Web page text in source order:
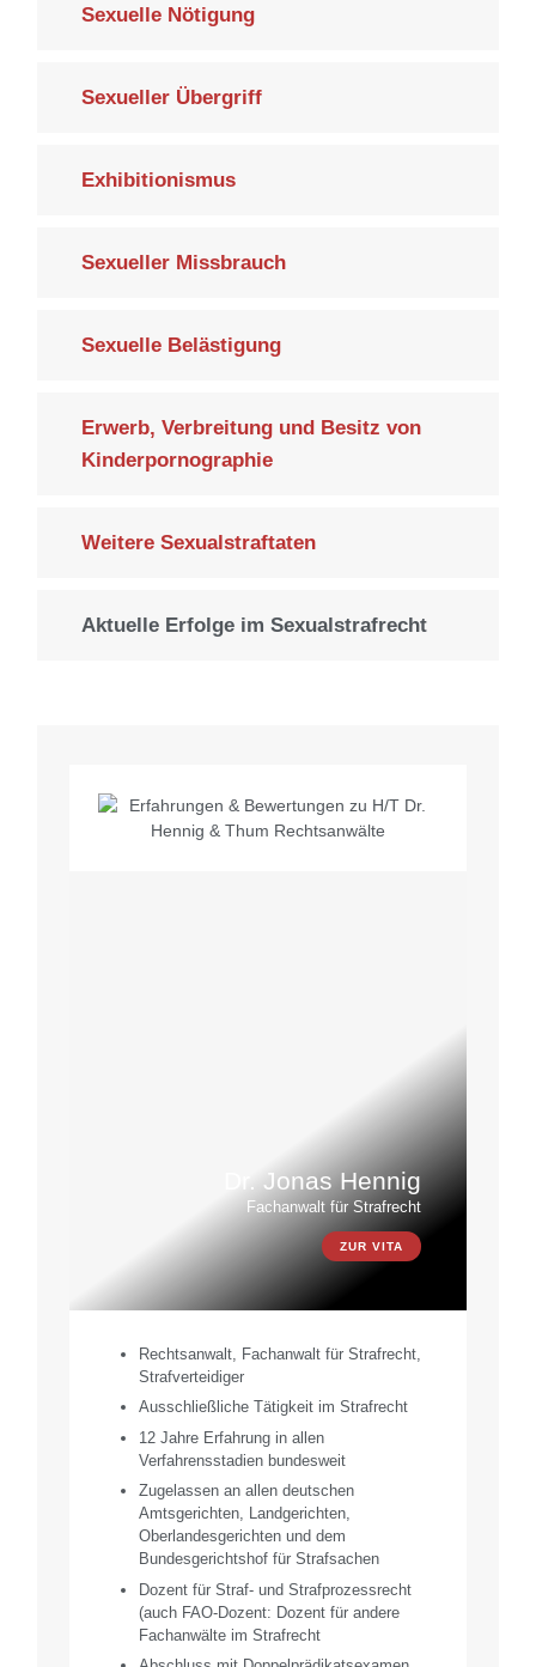
Sexuelle Nötigung
Sexueller Übergriff
Exhibitionismus
Sexueller Missbrauch
Sexuelle Belästigung
Erwerb, Verbreitung und Besitz von
Kinderpornographie
Weitere Sexualstraftaten
Aktuelle Erfolge im Sexualstrafrecht
Dr. Jonas Hennig
Fachanwalt für Strafrecht
ZUR VITA
Rechtsanwalt, Fachanwalt für Strafrecht,
Strafverteidiger
Ausschließliche Tätigkeit im Strafrecht
12 Jahre Erfahrung in allen
Verfahrensstadien bundesweit
Zugelassen an allen deutschen
Amtsgerichten, Landgerichten,
Oberlandesgerichten und dem
Bundesgerichtshof für Strafsachen
Dozent für Straf- und Strafprozessrecht
(auch FAO-Dozent: Dozent für andere
Fachanwälte im Strafrecht